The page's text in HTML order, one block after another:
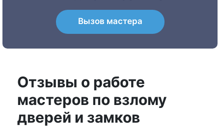
Вызов мастера
Отзывы о работе
мастеров по взлому
дверей и замков